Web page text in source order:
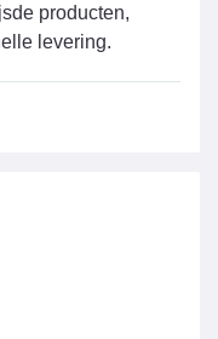
producten,
levering.